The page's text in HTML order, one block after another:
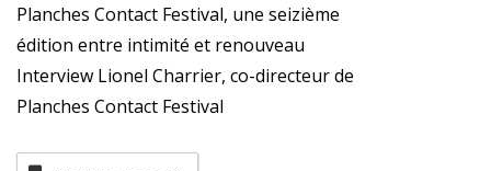
Planches Contact Festival, une seizième
édition entre intimité et renouveau
Interview Lionel Charrier, co-directeur de
Planches Contact Festival